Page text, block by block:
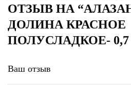
ОТЗЫВ НА
ДОЛИНА КРАСНОЕ
ПОЛУСЛАДКОЕ- 0,7
Ваш отзыв